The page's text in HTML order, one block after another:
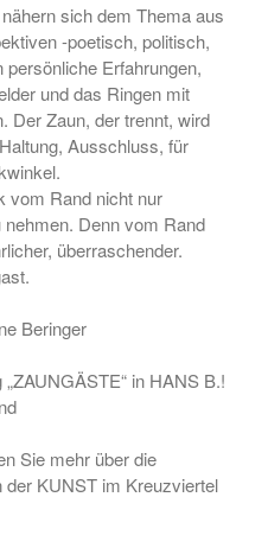
Februar 2025
Oktober 2024
August 2024
Juli 2024
Juni 2024
April 2024
März 2024
Februar 2024
November 2023
August 2023
Juli 2023
Mai 2023
sich dem Thema aus
-poetisch, politisch,
Erfahrungen,
und das Ringen mit
Der Zaun, der trennt, wird
Ausschluss, für
vom Rand nicht nur
Denn vom Rand
überraschender.
Beringer
in HANS B.!
Sie mehr über die
der KUNST im Kreuzviertel